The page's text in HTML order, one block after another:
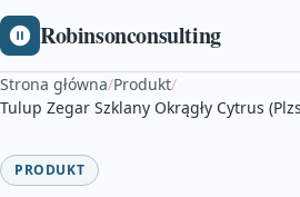
Robinsonconsulting
Strona główna/Produkt/
Tulup Zegar Szklany Okrągły Cytrus
PRODUKT